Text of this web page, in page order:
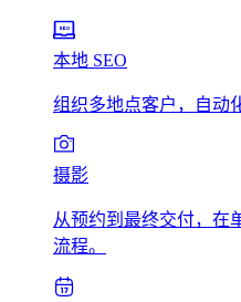
本地 SEO
组织多地点客户，自动
摄影
从预约到最终交付，在
流程。